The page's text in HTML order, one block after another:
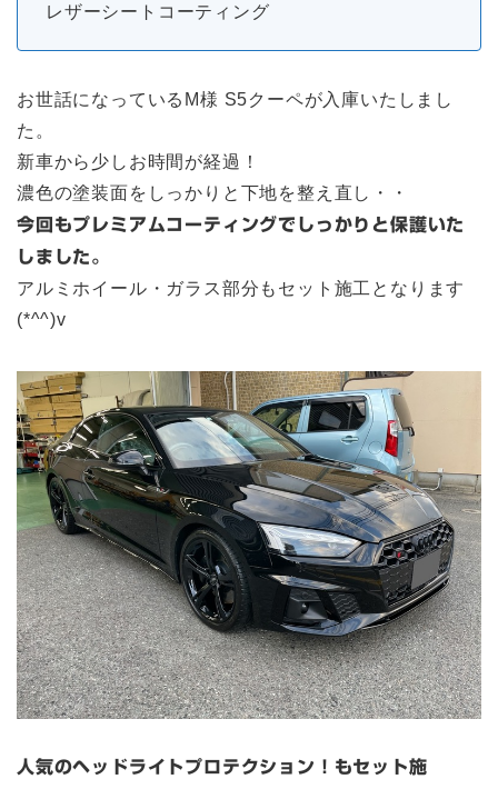
レザーシートコーティング
お世話になっているM様 S5クーペが入庫いたしまし
た。
新車から少しお時間が経過！
濃色の塗装面をしっかりと下地を整え直し・・
今回もプレミアムコーティングでしっかりと保護いた
しました。
アルミホイール・ガラス部分もセット施工となります
(*^^)v
人気のヘッドライトプロテクション！もセット施